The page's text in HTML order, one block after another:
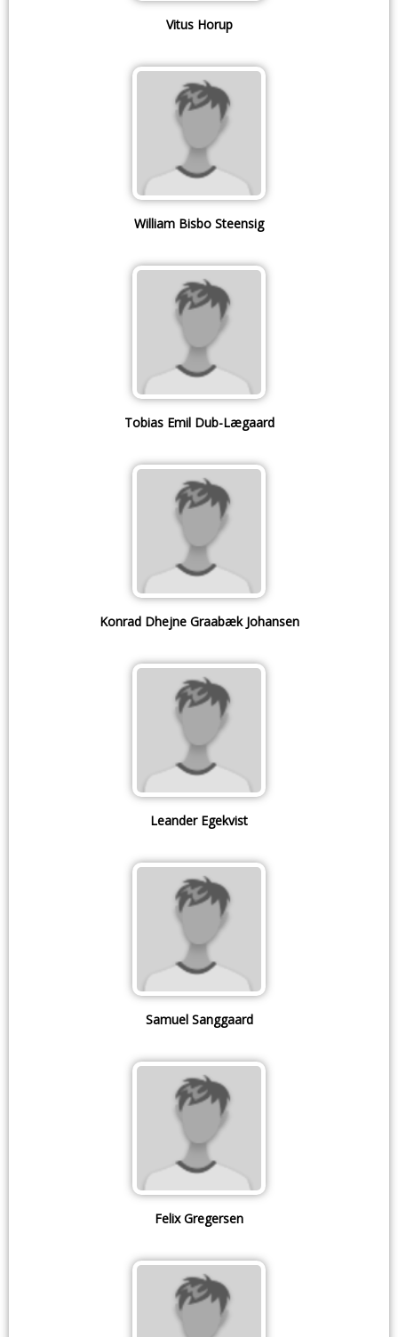
Vitus Horup
William Bisbo Steensig
Tobias Emil Dub-Lægaard
Konrad Dhejne Graabæk Johansen
Leander Egekvist
Samuel Sanggaard
Felix Gregersen